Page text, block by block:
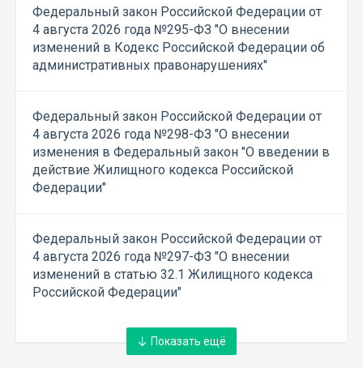
Федеральный закон Российской Федерации от
4 августа 2026 года №295-ФЗ "О внесении
изменений в Кодекс Российской Федерации об
административных правонарушениях"
Федеральный закон Российской Федерации от
4 августа 2026 года №298-ФЗ "О внесении
изменения в Федеральный закон "О введении в
действие Жилищного кодекса Российской
Федерации"
Федеральный закон Российской Федерации от
4 августа 2026 года №297-ФЗ "О внесении
изменений в статью 32.1 Жилищного кодекса
Российской Федерации"
Показать ещё